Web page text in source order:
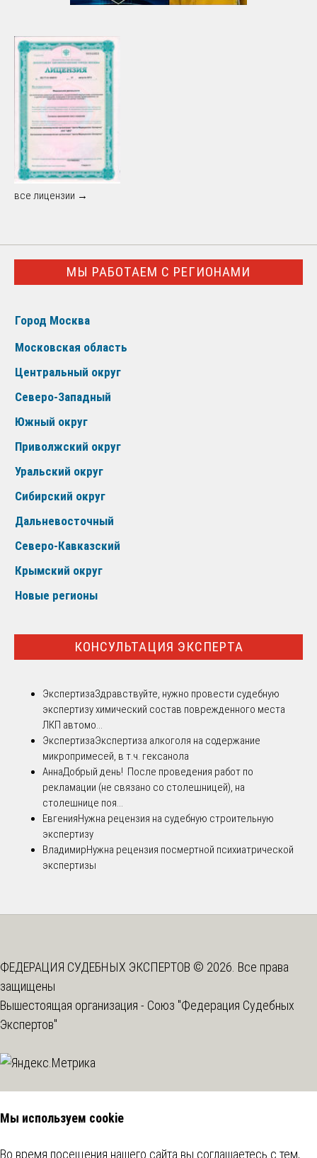
все лицензии →
МЫ РАБОТАЕМ С РЕГИОНАМИ
Город Москва
Московская область
Центральный округ
Северо-Западный
Южный округ
Приволжский округ
Уральский округ
Сибирский округ
Дальневосточный
Северо-Кавказский
Крымский округ
Новые регионы
КОНСУЛЬТАЦИЯ ЭКСПЕРТА
ЭкспертизаЗдравствуйте, нужно провести судебную
экспертизу химический состав поврежденного места
ЛКП автомо...
ЭкспертизаЭкспертиза алкоголя на содержание
микропримесей, в т.ч. гексанола
АннаДобрый день! После проведения работ по
рекламации (не связано со столешницей), на
столешнице поя...
ЕвгенияНужна рецензия на судебную строительную
экспертизу
ВладимирНужна рецензия посмертной психиатрической
экспертизы
ФЕДЕРАЦИЯ СУДЕБНЫХ ЭКСПЕРТОВ © 2026. Все права
защищены
Вышестоящая организация - Союз "Федерация Судебных
Экспертов"
Мы используем cookie
Во время посещения нашего сайта вы соглашаетесь с тем,